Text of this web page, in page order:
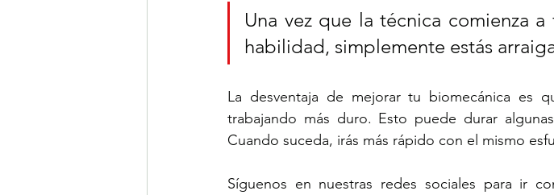
Una vez que la técnica comienza
habilidad, simplemente estás
La desventaja de mejorar tu biomecánica es
trabajando más duro. Esto puede durar
Cuando suceda, irás más rápido con el mismo
Síguenos en nuestras redes sociales para ir